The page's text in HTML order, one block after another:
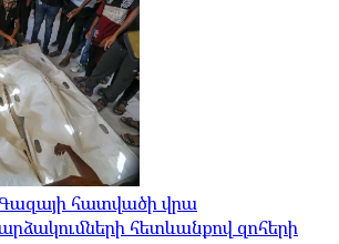
Գազայի հատվածի վրա
հետևանքով զոհերի